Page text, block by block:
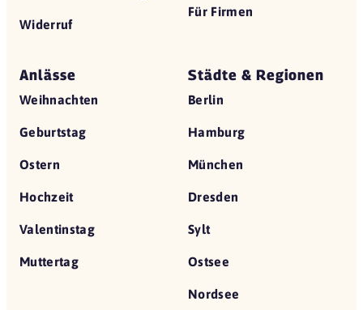
Widerruf
Für Firmen
Anlässe
Weihnachten
Geburtstag
Ostern
Hochzeit
Valentinstag
Muttertag
Städte & Regionen
Berlin
Hamburg
München
Dresden
Sylt
Ostsee
Nordsee